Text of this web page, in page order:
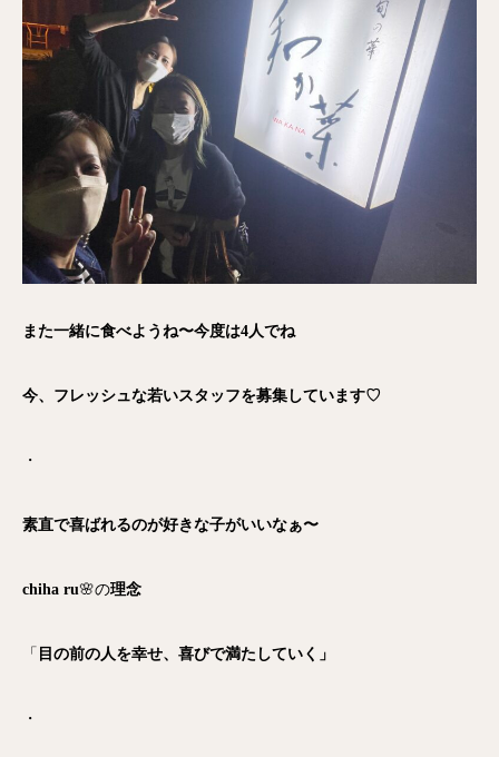
また一緒に食べようね〜今度は4人でね
今、フレッシュな若いスタッフを募集しています♡
・
素直で喜ばれるのが好きな子がいいなぁ〜
chiha ru🌸の理念
「 目の前の人を幸せ、喜びで満たしていく」
・